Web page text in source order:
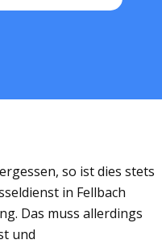
so ist dies stets
in Fellbach
Das muss allerdings
und